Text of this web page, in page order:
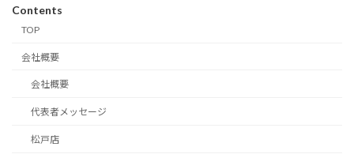
Contents
TOP
会社概要
会社概要
代表者メッセージ
松戸店